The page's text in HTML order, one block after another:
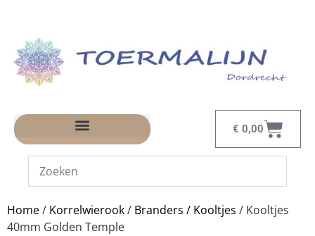
€ 0,00
Home/ Korrelwierook/ Branders / Kooltjes / Kooltjes
40mm Golden Temple